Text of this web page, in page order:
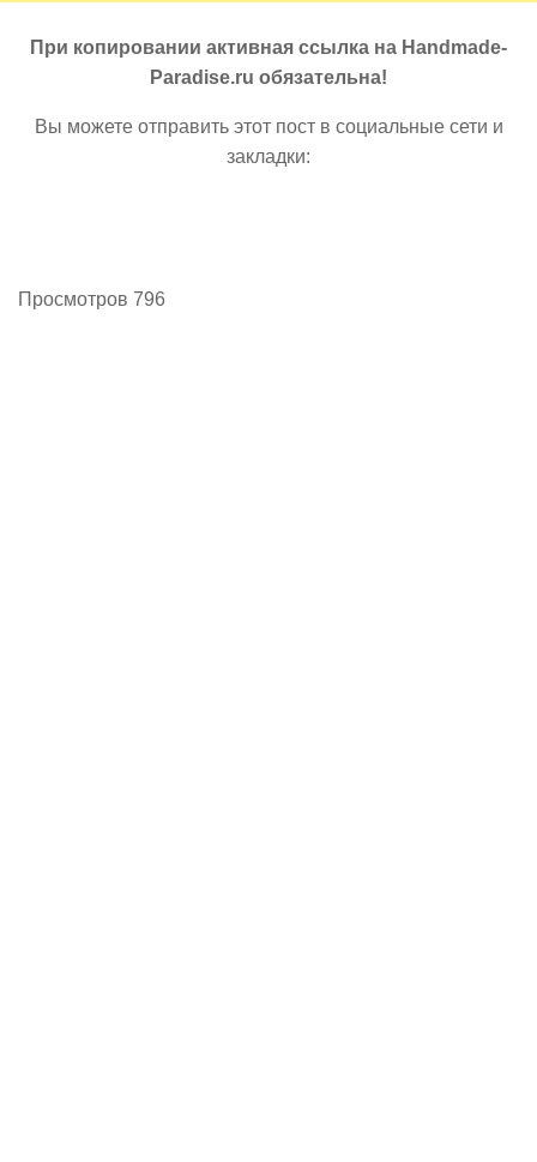
При копировании активная ссылка на Handmade-
Paradise.ru обязательна!
Вы можете отправить этот пост в социальные сети и
закладки:
Просмотров 796